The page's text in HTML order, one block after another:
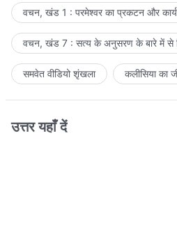
वचन, खंड 1 : परमेश्वर का प्रकटन और कार्य
वचन, खंड 7 : सत्य के अनुसरण के बारे में से
समवेत वीडियो शृंखला कलीसिया का
उत्तर यहाँ दें